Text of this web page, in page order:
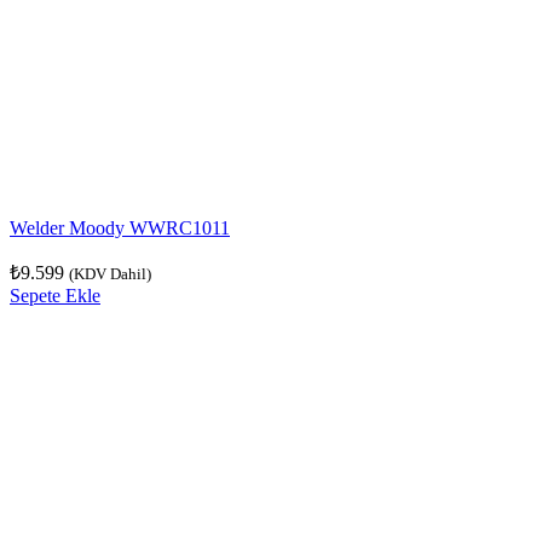
Welder Moody WWRC1011
₺9.599 (KDV Dahil)
Sepete Ekle